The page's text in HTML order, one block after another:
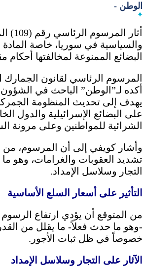
الوطن -
والسياسية في سوريا، خاصة
البضائع الممنوعة لمخالفتها
المرسوم الرئاسي لقانون
أكده لـ”الوطن” الباحث في
يهدف إلى تحديث المنظومة
على البضائع الإسرائيلية والدول
الشرائية للمواطنين وعلى مرونة
تشديد العقوبات والغرامات، وهو
التجار وسلاسل الإمداد.
التأثير على أسعار السلع الأساسية
من المتوقع أن يؤدي ارتفاع
-وهو ما حدث فعلاً- ما يقلل من
خصوصاً في ظل ثبات الأجور.
الآثار على التجار وسلاسل الإمداد